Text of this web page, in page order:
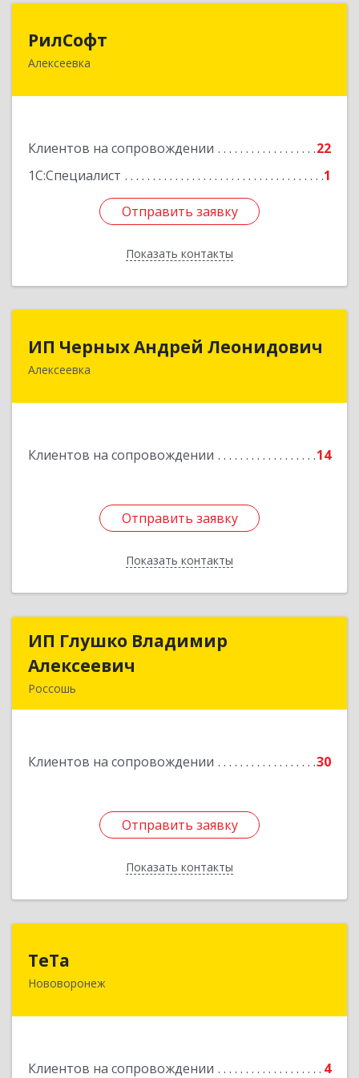
РилСофт
Алексеевка
Клиентов на сопровождении
22
1С:Специалист
1
Отправить заявку
Показать контакты
309850, Белгородская обл, Алексеевский р-н,
Отправить заявку
Назад
ИП Черных Андрей Леонидович
Алексеевка
Клиентов на сопровождении 14
Отправить заявку
Показать контакты
ИП Черных Андрей Леонидович
309850, Белгородская обл, Алексеевский р-н,
Отправить заявку
Назад
ИП Глушко Владимир
Алексеевич
Россошь
Клиентов на сопровождении 30
Отправить заявку
Показать контакты
ИП Глушко Владимир
Подробнее
Отправить заявку
Назад
ТеТа
Нововоронеж
Клиентов на сопровождении 4
396 073, Нововоронеж г, а/я, дом № 30